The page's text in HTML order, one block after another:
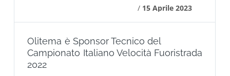
/ 15 Aprile 2023
Olitema è Sponsor Tecnico del
Campionato Italiano Velocità Fuoristrada
2022